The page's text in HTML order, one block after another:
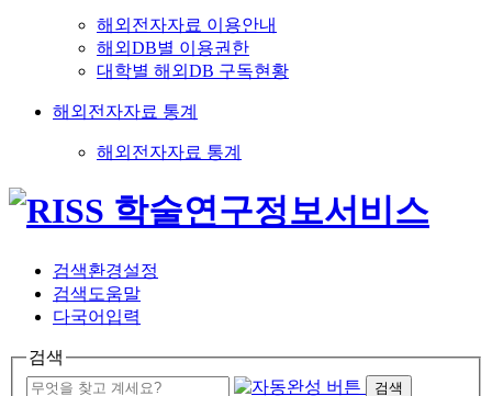
해외전자자료 이용안내
해외DB별 이용권한
대학별 해외DB 구독현황
해외전자자료 통계
해외전자자료 통계
검색환경설정
검색도움말
다국어입력
검색
검색